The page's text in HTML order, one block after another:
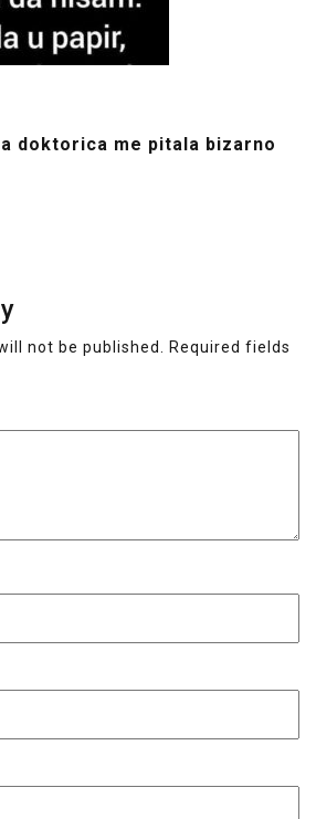
doktorica me pitala bizarno
not be published.
Required fields